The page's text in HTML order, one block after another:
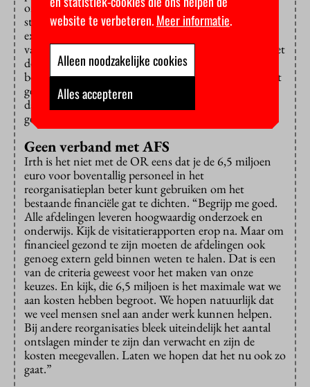
onderzoeksprojecten. Maar er zijn ook nu nog
structurele exploitatietekorten. We moeten nu de
exploitatie dekkend maken, anders heeft het saneren
van schulden geen zin. Dan ben je aan het dweilen met
de kraan open.”Hij hoopt dat de faculteit de
begrotingsproblemen nu onder de knie heeft. “Er gaat
geen enkele projectaanvraag meer de deur uit zonder
dat de financiële afdeling de begroting heeft
gecontroleerd.”
Geen verband met AFS
Irth is het niet met de OR eens dat je de 6,5 miljoen
euro voor boventallig personeel in het
reorganisatieplan beter kunt gebruiken om het
bestaande financiële gat te dichten. “Begrijp me goed.
Alle afdelingen leveren hoogwaardig onderzoek en
onderwijs. Kijk de visitatierapporten erop na. Maar om
financieel gezond te zijn moeten de afdelingen ook
genoeg extern geld binnen weten te halen. Dat is een
van de criteria geweest voor het maken van onze
keuzes. En kijk, die 6,5 miljoen is het maximale wat we
aan kosten hebben begroot. We hopen natuurlijk dat
we veel mensen snel aan ander werk kunnen helpen.
Bij andere reorganisaties bleek uiteindelijk het aantal
ontslagen minder te zijn dan verwacht en zijn de
kosten meegevallen. Laten we hopen dat het nu ook zo
gaat.”
website te verbeteren.Meer informatie.
Alleen noodzakelijke cookies
Alles accepteren